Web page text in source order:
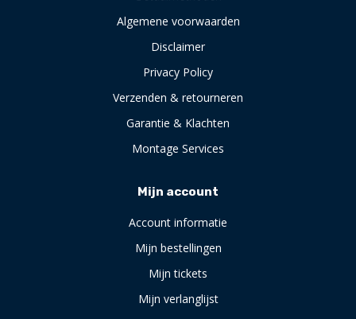
Algemene voorwaarden
Disclaimer
Privacy Policy
Verzenden & retourneren
Garantie & Klachten
Montage Services
Mijn account
Account informatie
Mijn bestellingen
Mijn tickets
Mijn verlanglijst